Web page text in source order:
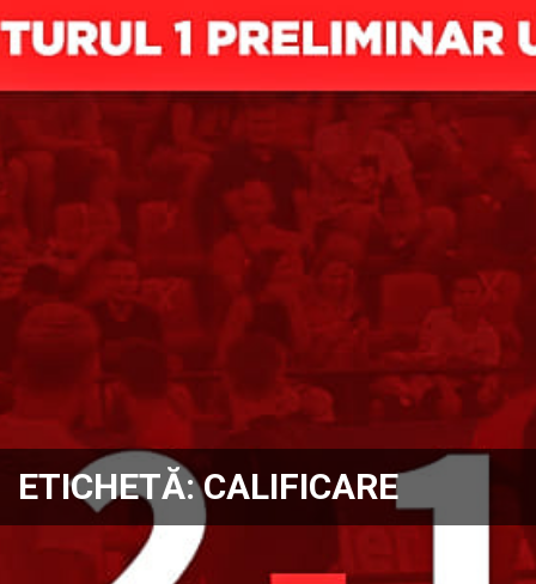
ETICHETĂ:CALIFICARE